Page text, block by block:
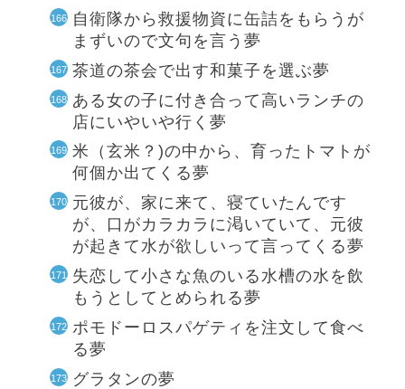
自衛隊から救援物資に缶詰をもらうが
まずいので文句を言う夢
茶道の茶会で出す和菓子を選ぶ夢
ある女の子に付き合って高いランチの
店にいやいや行く夢
米（玄米？)の中から、育ったトマトが
何個か出てくる夢
元彼が、家に来て、寝ていたんです
が、口がカラカラに渇いていて、元彼
が起きて水が欲しいって言ってくる夢
失恋して小さな魚のいる水槽の水を飲
もうとしてとめられる夢
ポモドーロスパゲティを注文して食べ
る夢
グラタンの夢